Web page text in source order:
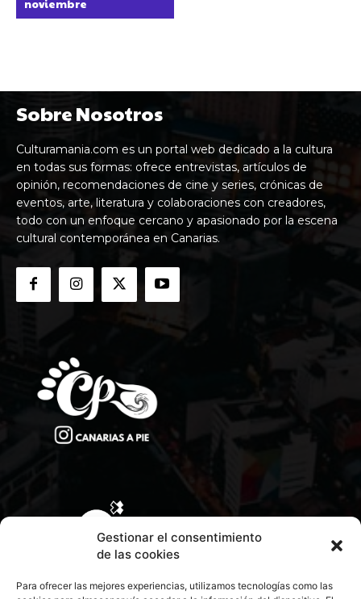
Gestionar el consentimiento
de las cookies
Para ofrecer las mejores experiencias, utilizamos tecnologías como las
noviembre
Sobre Nosotros
Culturamania.com es un portal web dedicado a la cultura
en todas sus formas: ofrece entrevistas, artículos de
opinión, recomendaciones de cine y series, crónicas de
eventos, arte, literatura y colaboraciones con creadores,
todo con un enfoque cercano y apasionado por la escena
cultural contemporánea en Canarias.